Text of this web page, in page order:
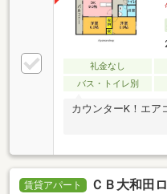
礼金なし
バス・トイレ別
カウンターK！エア
賃貸アパート ＣＢ大和田